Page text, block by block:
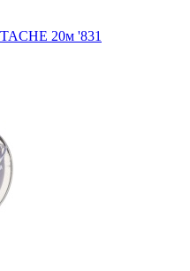
20м '831